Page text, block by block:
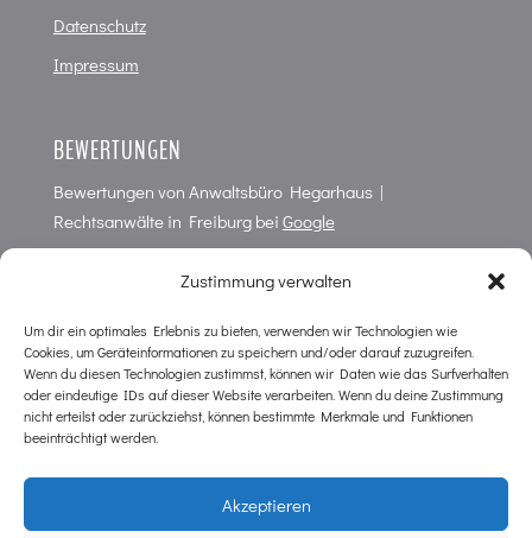
Zustimmung verwalten
Um dir ein optimales Erlebnis zu bieten, verwenden wir Technologien wie
Cookies, um Geräteinformationen zu speichern und/oder darauf zuzugreifen.
Wenn du diesen Technologien zustimmst, können wir Daten wie das Surfverhalten
oder eindeutige IDs auf dieser Website verarbeiten. Wenn du deine Zustimmung
nicht erteilst oder zurückziehst, können bestimmte Merkmale und Funktionen
beeinträchtigt werden.
Akzeptieren
Datenschutz
Impressum
BEWERTUNGEN
Bewertungen von Anwaltsbüro Hegarhaus |
Rechtsanwälte in Freiburgbei Google
KONTAKT
Anwaltsbüro im Hegarhaus
Wilhelmstr. 10
Tel. NOTFALL Strafrecht 0761 / 38 79 2 16